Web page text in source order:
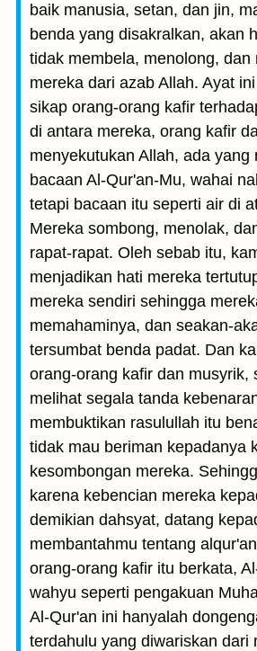
baik manusia, setan, dan jin,
benda yang disakralkan, akan
tidak membela, menolong, dan
mereka dari azab Allah. Ayat
sikap orang-orang kafir
di antara mereka, orang kafir
menyekutukan Allah, ada yang
bacaan Al-Qur'an-Mu, wahai
tetapi bacaan itu seperti air di
Mereka sombong, menolak,
rapat-rapat. Oleh sebab itu,
menjadikan hati mereka
mereka sendiri sehingga
memahaminya, dan seakan-
tersumbat benda padat. Dan
orang-orang kafir dan musyrik,
melihat segala tanda
membuktikan rasulullah itu
tidak mau beriman kepadanya
kesombongan mereka.
karena kebencian mereka
demikian dahsyat, datang
membantahmu tentang
orang-orang kafir itu berkata,
wahyu seperti pengakuan
Al-Qur'an ini hanyalah
terdahulu yang diwariskan dari